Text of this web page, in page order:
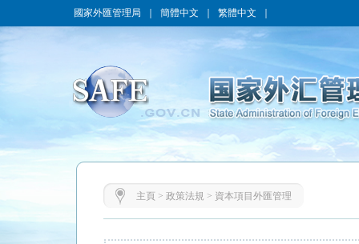
國家外匯管理局 簡體中文 繁體中文
主頁 > 政策法規 > 資本項目外匯管理